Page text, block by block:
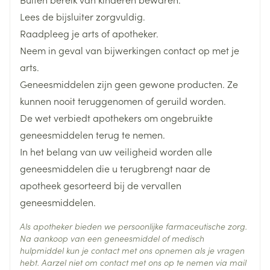
Daarna 1x /24h
175 I.E. anti-Xa/kg lichaamsgewicht 1x /dag
Subcutaan
De site www.thrombosiscare.be bevat een video om
de auto-injectie uit te leggen aan de patiënt
De aanbevolen plaats voor injectie is in het vet van
de onderbuik
De injectie moet gebeuren op minimum 5 cm naast
de navel en naar buiten naar de ene of de andere
kant
Kies voor iedere injectie een andere plaats van de
Ga zitten of liggen in een comfortabele positie en
reinig de gekozen injectieplaats met een
Diepte
Hoeveelheid
Verpakking
10
Actieve
Ingrediënten
tinzaparine natrium
Behoud Kamertemperatuur (15°C - 25°C)
Lees de bijsluiter zorgvuldig.
Raadpleeg je arts of apotheker.
Neem in geval van bijwerkingen contact op met je
arts.
Geneesmiddelen zijn geen gewone producten. Ze
kunnen nooit teruggenomen of geruild worden.
De wet verbiedt apothekers om ongebruikte
geneesmiddelen terug te nemen.
In het belang van uw veiligheid worden alle
geneesmiddelen die u terugbrengt naar de
apotheek gesorteerd bij de vervallen
geneesmiddelen.
Als apotheker bieden we persoonlijke farmaceutische zorg.
Na aankoop van een geneesmiddel of medisch
hulpmiddel kun je contact met ons opnemen als je vragen
hebt. Aarzel niet om contact met ons op te nemen via mail